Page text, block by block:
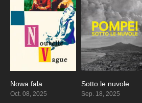
Nowa fala
Oct. 08, 2025
Sotto le nuvole
Sep. 18, 2025